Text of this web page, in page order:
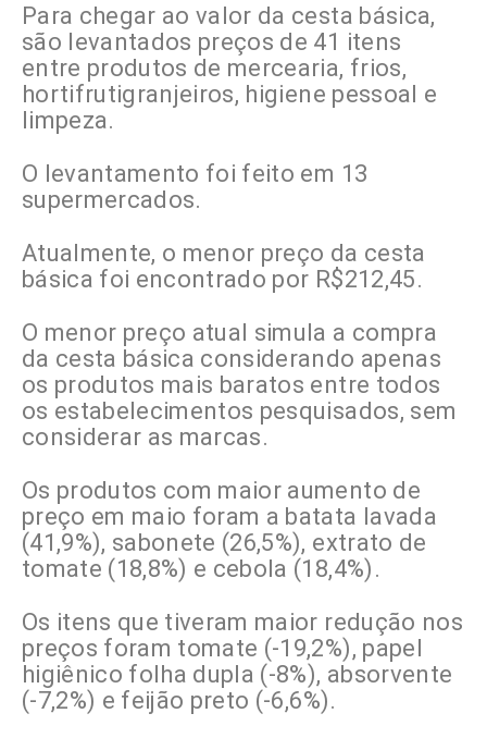
Para chegar ao valor da cesta básica,
são levantados preços de 41 itens
entre produtos de mercearia, frios,
hortifrutigranjeiros, higiene pessoal e
limpeza.
O levantamento foi feito em 13
supermercados.
Atualmente, o menor preço da cesta
básica foi encontrado por R$212,45.
O menor preço atual simula a compra
da cesta básica considerando apenas
os produtos mais baratos entre todos
os estabelecimentos pesquisados, sem
considerar as marcas.
Os produtos com maior aumento de
preço em maio foram a batata lavada
(41,9%), sabonete (26,5%), extrato de
tomate (18,8%) e cebola (18,4%).
Os itens que tiveram maior redução nos
preços foram tomate (-19,2%), papel
higiênico folha dupla (-8%), absorvente
(-7,2%) e feijão preto (-6,6%).